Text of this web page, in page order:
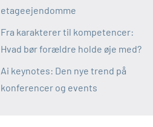
etageejendomme
Fra karakterer til kompetencer:
Hvad bør forældre holde øje med?
Ai keynotes: Den nye trend på
konferencer og events